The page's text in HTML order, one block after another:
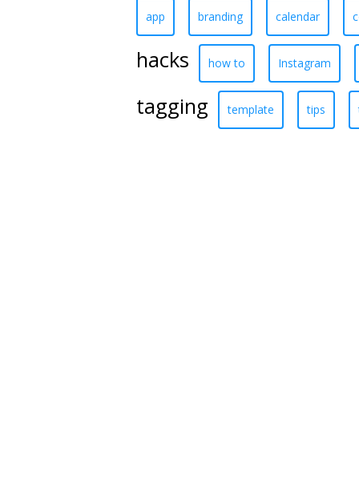
app branding calendar
hacks how to Instagram
tagging template tips